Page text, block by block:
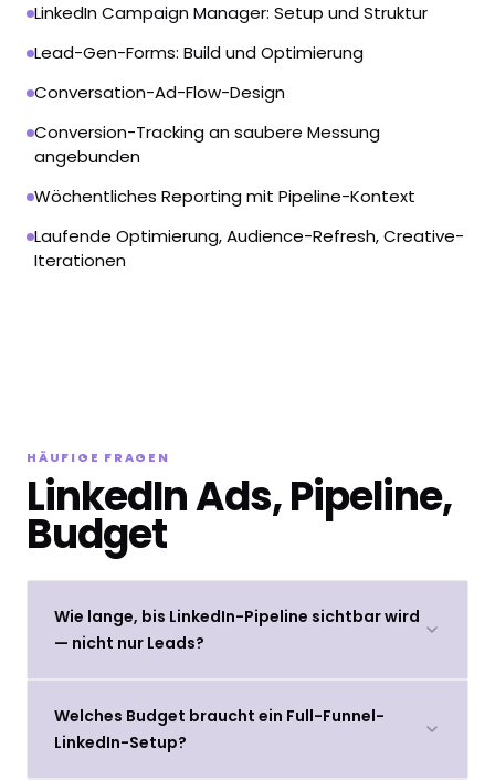
LinkedIn Campaign Manager: Setup und Struktur
Lead-Gen-Forms: Build und Optimierung
Conversation-Ad-Flow-Design
Conversion-Tracking an saubere Messung
angebunden
Wöchentliches Reporting mit Pipeline-Kontext
Laufende Optimierung, Audience-Refresh, Creative-
Iterationen
HÄUFIGE FRAGEN
LinkedIn Ads, Pipeline,
Budget
Wie lange, bis LinkedIn-Pipeline sichtbar wird
— nicht nur Leads?
Welches Budget braucht ein Full-Funnel-
LinkedIn-Setup?